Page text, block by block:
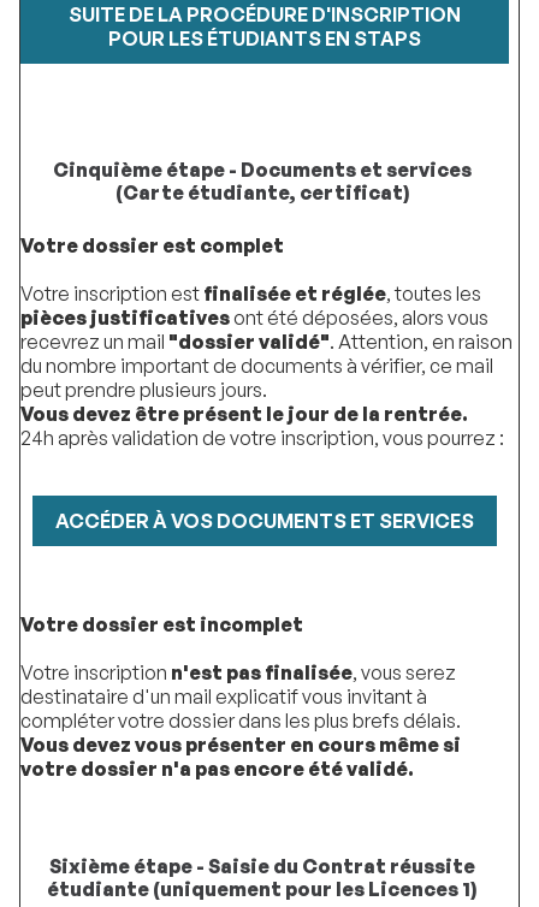
SUITE DE LA PROCÉDURE D'INSCRIPTION
POUR LES ÉTUDIANTS EN STAPS
Cinquième étape - Documents et services
(Carte étudiante, certificat)
Votre dossier est complet
Votre inscription est finalisée et réglée, toutes les
pièces justificativesont été déposées, alors vous
recevrez un mail "dossier validé". Attention, en raison
du nombre important de documents à vérifier, ce mail
peut prendre plusieurs jours.
Vous devez être présent le jour de la rentrée.
24h après validation de votre inscription, vous pourrez :
ACCÉDER À VOS DOCUMENTS ET SERVICES
Votre dossier est incomplet
Votre inscription n'est pas finalisée, vous serez
destinataire d'un mail explicatif vous invitant à
compléter votre dossier dans les plus brefs délais.
Vous devez vous présenter en cours même si
votre dossier n'a pas encore été validé.
Sixième étape - Saisie du Contrat réussite
étudiante (uniquement pour les Licences 1)